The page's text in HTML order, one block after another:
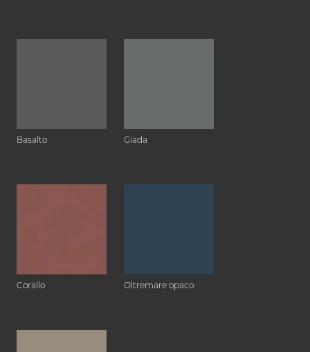
Basalto Giada
Corallo Oltremare opaco